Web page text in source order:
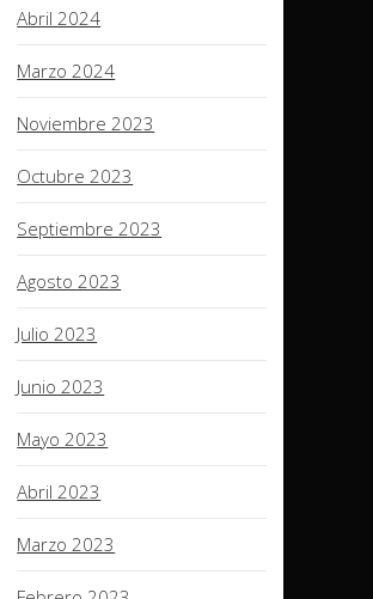
Abril 2024
Marzo 2024
Noviembre 2023
Octubre 2023
Septiembre 2023
Agosto 2023
Julio 2023
Junio 2023
Mayo 2023
Abril 2023
Marzo 2023